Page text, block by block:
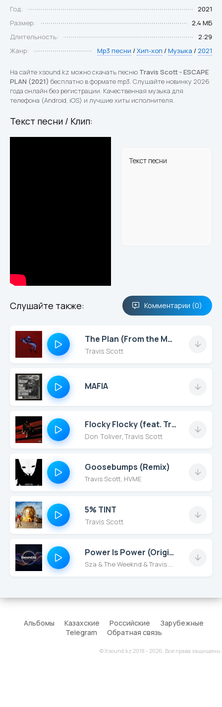
Год:
2021
Размер:
2,4 МБ
Длительность:
2:29
Жанр:
Mp3 песни /Хип-хоп / Музыка / 2021
На сайте xsound.kz можно скачать песню Travis Scott - ESCAPE
PLAN (2021) бесплатно в формате mp3. Слушайте новинку 2026
года онлайн без регистрации. Качественная музыка для
телефона (Android, iOS) и лучшие хиты исполнителя.
Текст песни / Клип:
Текст песни
Слушайте также: Комментарии (0)
The Plan (From the Motion Picture \"TENET\")
Travis Scott
MAFIA
Flocky Flocky (feat. Travis Scott)
Don Toliver Travis Scott
Goosebumps (Remix)
Travis Scott, HVME
5% TINT
Travis Scott
Power Is Power (Original)
Sza & The Weeknd & Travis Scott
Альбомы Казахские Российские
Зарубежные
Telegram
Обратная связь
© Xsound.kz 2018 - 2026. Все права защищены.